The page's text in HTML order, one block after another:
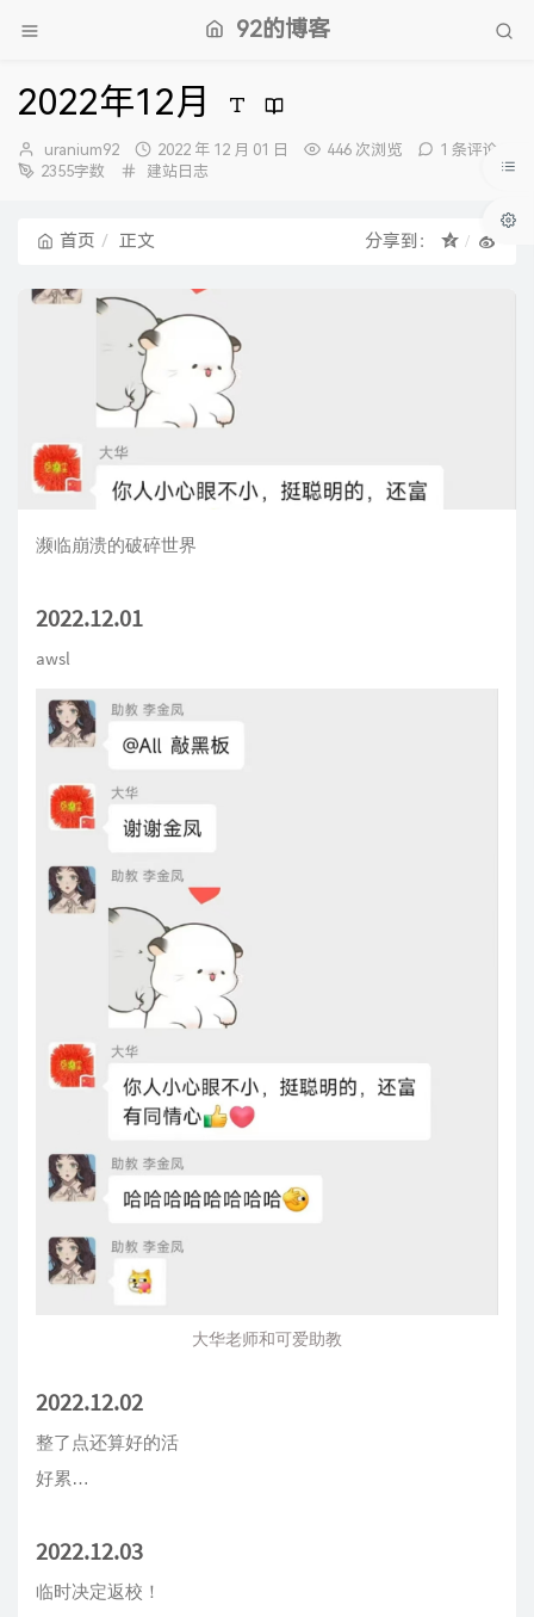
92的博客
2022年12月
博
主：
uranium92
发
布
2022 年 12 月 01 日 446 次浏览
1 条评论
2355字数
分
建站日志
首页 正文 分享到：
濒临崩溃的破碎世界
2022.12.01
awsl
大华老师和可爱助教
2022.12.02
整了点还算好的活
好累…
2022.12.03
临时决定返校！